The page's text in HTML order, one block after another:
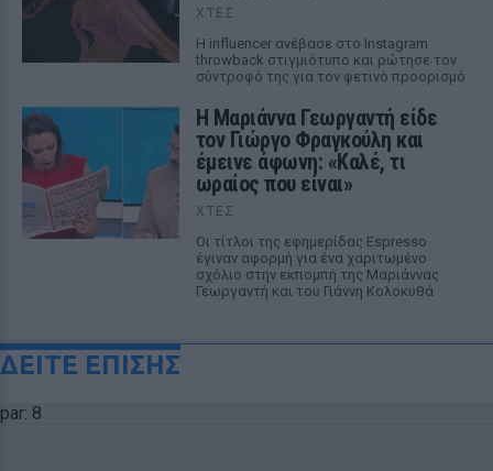
ΧΤΕΣ
Η influencer ανέβασε στο Instagram
throwback στιγμιότυπο και ρώτησε τον
σύντροφό της για τον φετινό προορισμό
Η Μαριάννα Γεωργαντή είδε
τον Γιώργο Φραγκούλη και
έμεινε άφωνη: «Καλέ, τι
ωραίος που είναι»
ΧΤΕΣ
Οι τίτλοι της εφημερίδας Espresso
έγιναν αφορμή για ένα χαριτωμένο
σχόλιο στην εκπομπή της Μαριάννας
Γεωργαντή και του Γιάννη Κολοκυθά
ΔΕΙΤΕ ΕΠΙΣΗΣ
par: 8